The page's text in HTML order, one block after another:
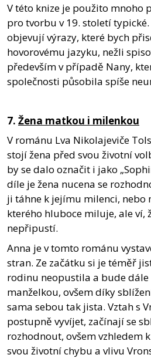
V této knize je použito mnoho
pro tvorbu v 19. století typické.
objevují výrazy, které bych
hovorovému jazyku, nežli
především v případě Nany,
společnosti působila spíše
7. Žena matkou i milenkou
V románu Lva Nikolajeviče
stojí žena před svou životní
by se dalo označit i jako
díle je žena nucena se
ji táhne k jejímu milenci, nebo
kterého hluboce miluje, ale ví,
nepřipustí.
Anna je v tomto románu
stran. Ze začátku si je téměř
rodinu neopustila a bude
manželkou, ovšem díky
sama sebou tak jista. Vztah s
postupně vyvíjet, začínají se
rozhodnout, ovšem vzhledem
svou životní chybu a vlivu